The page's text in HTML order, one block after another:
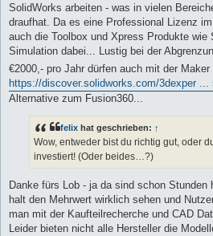
SolidWorks arbeiten - was in vielen
draufhat. Da es eine Professional Lizenz
auch die Toolbox und Xpress Produkte wie
Simulation dabei... Lustig bei der
€2000,- pro Jahr dürfen auch mit der
https://discover.solidworks.com/3dexper ...
Alternative zum Fusion360...
felix hat geschrieben: ↑
Wow, entweder bist du richtig gut, oder
investiert! (Oder beides…?)
Danke fürs Lob - ja da sind schon Stunden
halt den Mehrwert wirklich sehen und
man mit der Kaufteilrecherche und CAD
Leider bieten nicht alle Hersteller die